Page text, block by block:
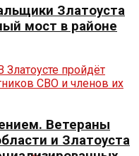
Златоуста
мост в районе
Ветераны
и Златоуста